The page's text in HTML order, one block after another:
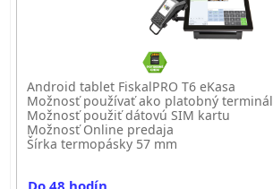
Android tablet FiskalPRO T6 eKasa
Možnosť používať ako platobný terminál
Možnosť použiť dátovú SIM kartu
Možnosť Online predaja
Šírka termopásky 57 mm